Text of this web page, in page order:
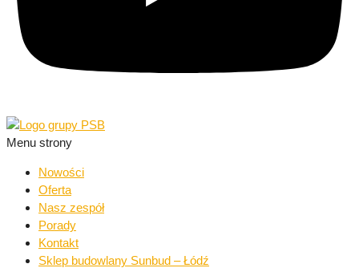
Menu strony
Nowości
Oferta
Nasz zespół
Porady
Kontakt
Sklep budowlany Sunbud – Łódź